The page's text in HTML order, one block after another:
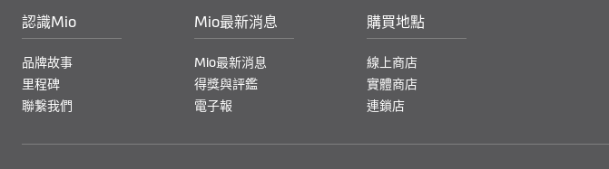
認識Mio
品牌故事
里程碑
聯繋我們
Mio最新消息
Mio最新消息
得獎與評鑑
電子報
購買地點
線上商店
實體商店
連鎖店